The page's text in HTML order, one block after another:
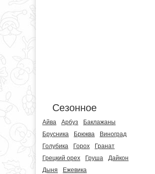
Сезонное
Айва Арбуз
Баклажаны
Брусника
Брюква
Виноград
Голубика
Горох
Гранат
Грецкий орех
Груша
Дайкон
Дыня
Ежевика